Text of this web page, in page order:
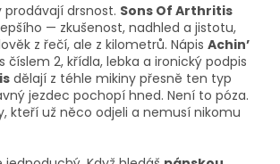
drsnost. Sons Of Arthritis
— zkušenost, nadhled a jistotu,
z řečí, ale z kilometrů. Nápis Achin’
číslem 2, křídla, lebka a ironický podpis
dělají z téhle mikiny přesně ten typ
jezdec pochopí hned. Není to póza.
kteří už něco odjeli a nemusí nikomu